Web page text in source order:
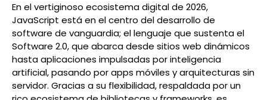
En el vertiginoso ecosistema digital de 2026,
JavaScript está en el centro del desarrollo de
software de vanguardia; el lenguaje que sustenta el
Software 2.0, que abarca desde sitios web dinámicos
hasta aplicaciones impulsadas por inteligencia
artificial, pasando por apps móviles y arquitecturas sin
servidor. Gracias a su flexibilidad, respaldada por un